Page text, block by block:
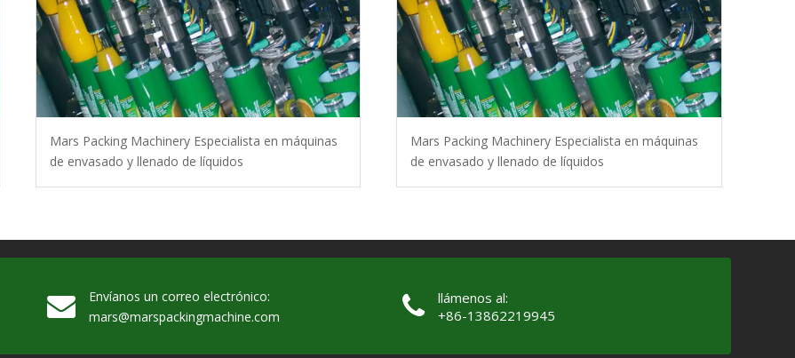
Mars Packing Machinery Especialista en máquinas
de envasado y llenado de líquidos
Mars Packing Machinery Especialista en máquinas
de envasado y llenado de líquidos
Envíanos un correo electrónico:
mars@marspackingmachine.com​​​​​​​
llámenos al:
+86-13862219945